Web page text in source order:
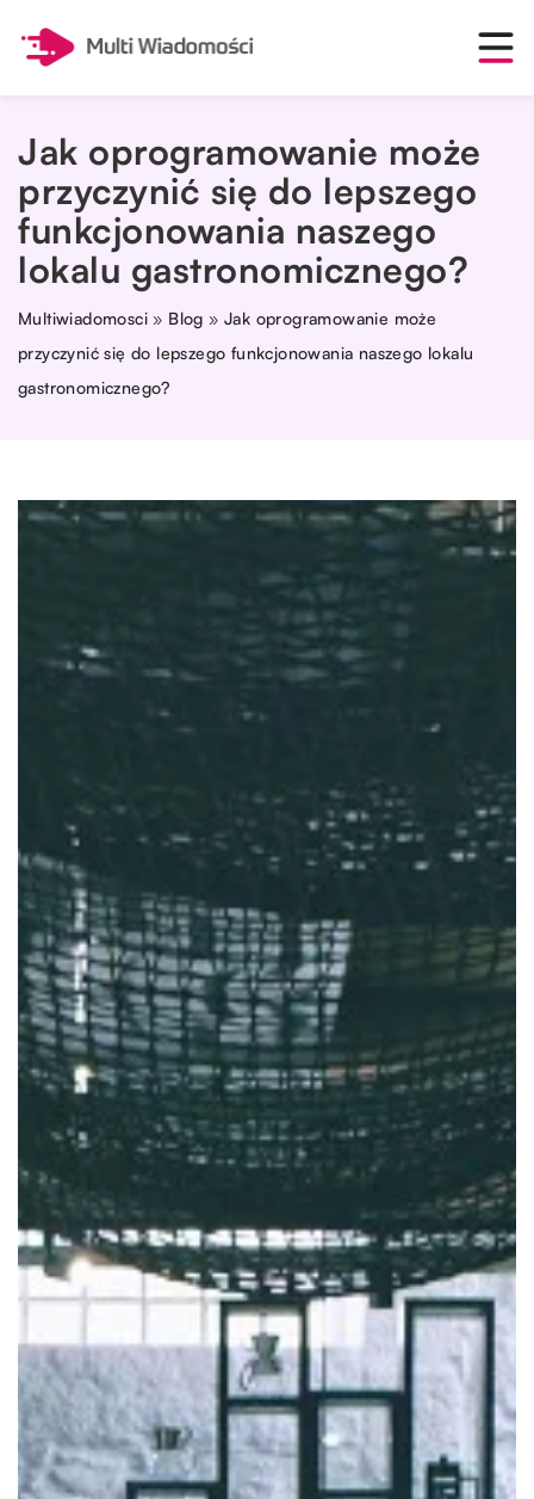
Jak oprogramowanie może
przyczynić się do lepszego
funkcjonowania naszego
lokalu gastronomicznego?
Multiwiadomosci » Blog »Jak oprogramowanie może
przyczynić się do lepszego funkcjonowania naszego lokalu
gastronomicznego?